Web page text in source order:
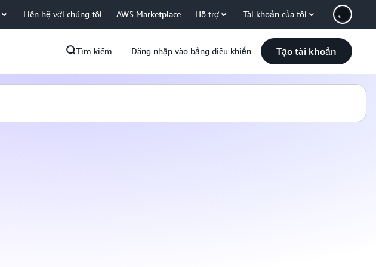
Liên hệ với chúng tôi AWS Marketplace Hỗ trợ Tài khoản của tôi
Tìm kiếm Đăng nhập vào bảng điều khiển Tạo tài khoản